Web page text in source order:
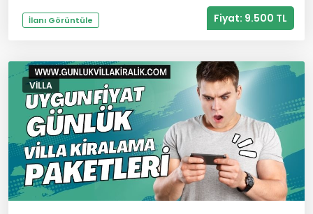
İlanı Görüntüle Fiyat: 9.500 TL
VILLA